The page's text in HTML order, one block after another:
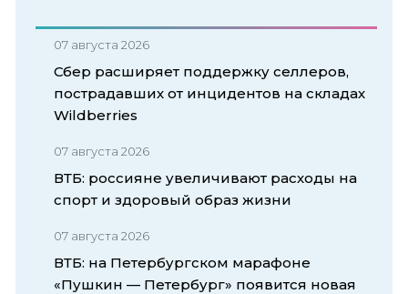
07 августа 2026
Сбер расширяет поддержку селлеров,
пострадавших от инцидентов на складах
Wildberries
07 августа 2026
ВТБ: россияне увеличивают расходы на
спорт и здоровый образ жизни
07 августа 2026
ВТБ: на Петербургском марафоне
«Пушкин — Петербург» появится новая